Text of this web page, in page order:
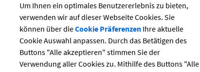
geöffnet - Dauerausstellung + Sonderausstellung
Verschiedenes
Heimatmuseum
Dorfstraße 20
88138 Hergensweiler
Um Ihnen ein optimales Benutzererlebnis zu bieten,
verwenden wir auf dieser Webseite Cookies. Sie
können über dieCookie PräferenzenIhre aktuelle
Cookie Auswahl anpassen. Durch das Betätigen des
Buttons "Alle akzeptieren" stimmen Sie der
Verwendung aller Cookies zu. Mithilfe des Buttons "Alle